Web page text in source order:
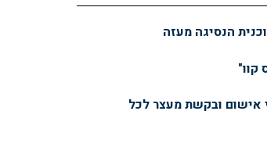
הנסיגה מעזה
קוו"
אישום ובקשת מעצר לכל